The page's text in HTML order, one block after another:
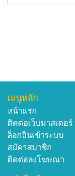
เมนูหลัก
หน้าแรก
ติดต่อเว็บมาสเตอร์
ล็อกอินเข้าระบบ
สมัครสมาชิก
ติดต่อลงโฆษณา